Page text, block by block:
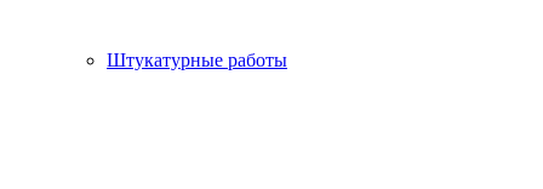
Штукатурные работы